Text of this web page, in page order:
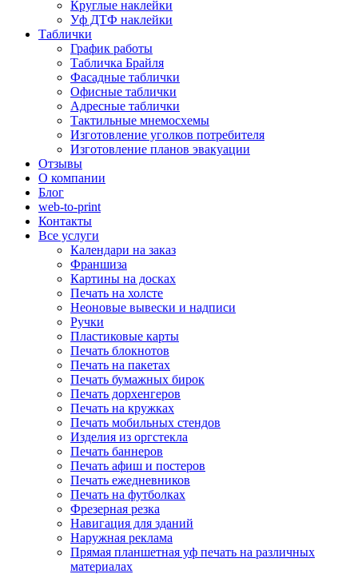
Круглые наклейки
Уф ДТФ наклейки
Таблички
График работы
Табличка Брайля
Фасадные таблички
Офисные таблички
Адресные таблички
Тактильные мнемосхемы
Изготовление уголков потребителя
Изготовление планов эвакуации
Отзывы
О компании
Блог
web-to-print
Контакты
Все услуги
Календари на заказ
Франшиза
Картины на досках
Печать на холсте
Неоновые вывески и надписи
Ручки
Пластиковые карты
Печать блокнотов
Печать на пакетах
Печать бумажных бирок
Печать дорхенгеров
Печать на кружках
Печать мобильных стендов
Изделия из оргстекла
Печать баннеров
Печать афиш и постеров
Печать ежедневников
Печать на футболках
Фрезерная резка
Навигация для зданий
Наружная реклама
Прямая планшетная уф печать на различных
материалах